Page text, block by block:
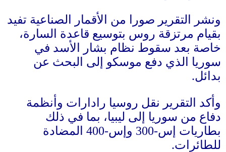
ونشر التقرير صورا من الأقمار الصناعية تفيد
بقيام مرتزقة روس بتوسيع قاعدة السارة،
خاصة بعد سقوط نظام بشار الأسد في
سوريا الذي دفع موسكو إلى البحث عن
بدائل.
وأكد التقرير نقل روسيا رادارات وأنظمة
دفاع من سوريا إلى ليبيا، بما في ذلك
بطاريات إس-300 وإس-400
المضادة
للطائرات.